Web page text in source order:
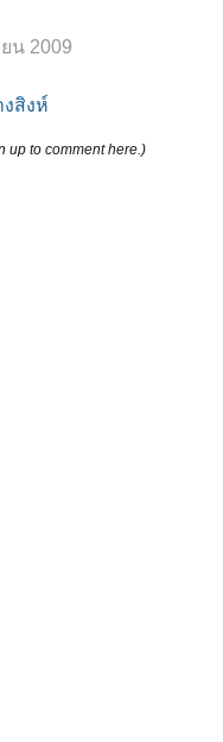
อ
น 2009
สิงห์
up to comment here.)